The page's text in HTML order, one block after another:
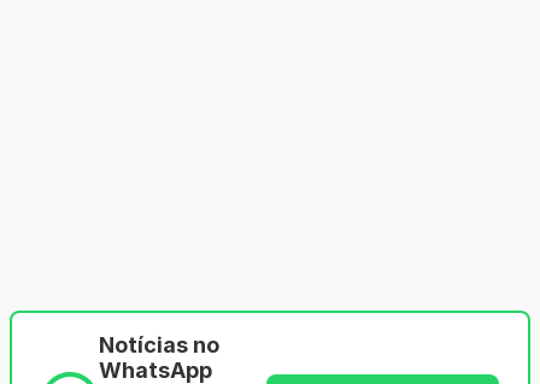
Notícias no
WhatsApp